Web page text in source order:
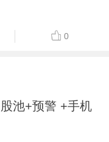
0
池+预警 +手机